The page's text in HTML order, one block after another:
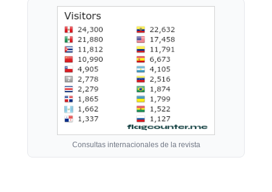
Consultas internacionales de la revista